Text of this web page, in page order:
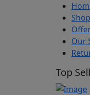
Shop
Our
Top